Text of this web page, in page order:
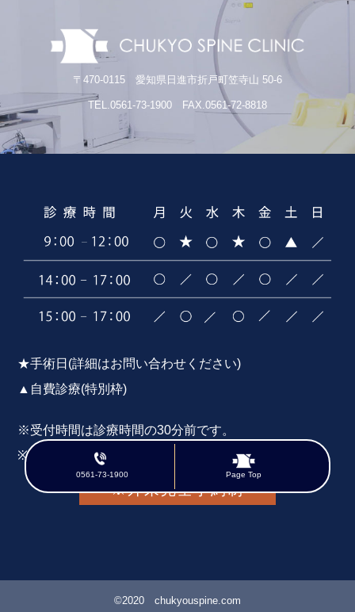
〒470-0115 愛知県日進市折戸町笠寺山 50-6
TEL.0561-73-1900 FAX.0561-72-8818
★手術日(詳細はお問い合わせください)
▲自費診療(特別枠)
※受付時間は診療時間の30分前です。
※初診の方は事前にお問い合わせください。
※外来完全予約制
©2020 chukyouspine.com
0561-73-1900 Page Top